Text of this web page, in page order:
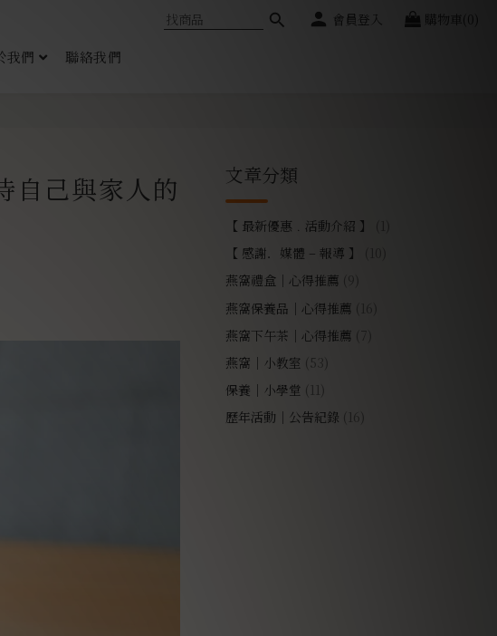
會員登入 購物車(0)
我們 聯絡我們
己與家人的
文章分類
【 最新優惠﹒活動介紹 】
【 感謝．媒體 – 報導 】
燕窩禮盒｜心得推薦
燕窩保養品｜心得推薦
燕窩下午茶｜心得推薦
(7)
燕窩｜小教室 (53)
保養｜小學堂 (11)
歷年活動｜公告紀錄 (16)